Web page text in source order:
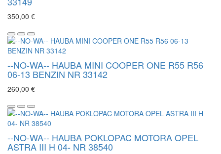
350,00 €
--NO-WA-- HAUBA MINI COOPER ONE R55 R56
06-13 BENZIN NR 33142
260,00 €
--NO-WA-- HAUBA POKLOPAC MOTORA OPEL
ASTRA III H 04- NR 38540